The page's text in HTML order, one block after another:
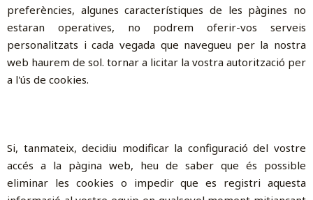
preferències, algunes característiques de les pàgines no
estaran operatives, no podrem oferir-vos serveis
personalitzats i cada vegada que navegueu per la nostra
web haurem de sol. tornar a licitar la vostra autorització per
a l'ús de cookies.
Si, tanmateix, decidiu modificar la configuració del vostre
accés a la pàgina web, heu de saber que és possible
eliminar les cookies o impedir que es registri aquesta